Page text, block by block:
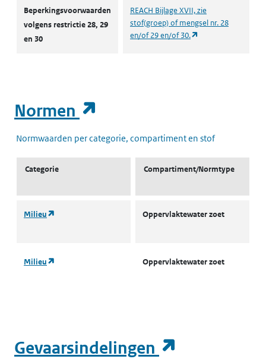
Beperkingsvoorwaarden
volgens restrictie 28, 29
en 30
REACH Bijlage XVII, zie
stof(groep) of mengsel nr. 28
en/of 29 en/of 30.
Normen
Normwaarden per categorie, compartiment en stof
Categorie Compartiment/Normtype
Milieu (opent in een nieuw tabblad)Oppervlaktewater zoet
Milieu (opent in een nieuw tabblad)Oppervlaktewater zoet
Gevaarsindelingen